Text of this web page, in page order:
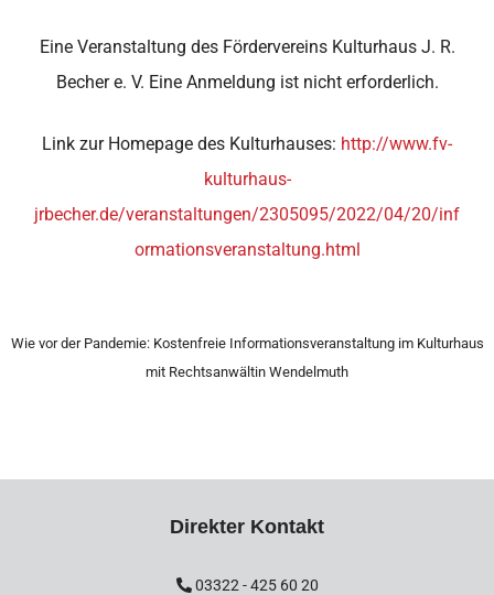
Eine Veranstaltung des Fördervereins Kulturhaus J. R.
Becher e. V. Eine Anmeldung ist nicht erforderlich.
Link zur Homepage des Kulturhauses: http://www.fv-
kulturhaus-
jrbecher.de/veranstaltungen/2305095/2022/04/20/inf
ormationsveranstaltung.html
Wie vor der Pandemie: Kostenfreie Informationsveranstaltung im Kulturhaus
mit Rechtsanwältin Wendelmuth
Direkter Kontakt
03322 - 425 60 20